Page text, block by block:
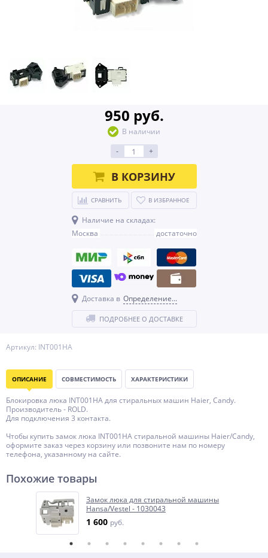
Артикул: INT001HA
950 руб.
В наличии
-
+
В КОРЗИНУ
СРАВНИТЬ В ИЗБРАННОЕ
Наличие на складах:
Москва
достаточно
Доставка в Определение...
ПОДРОБНЕЕ О ДОСТАВКЕ
ОПИСАНИЕ СОВМЕСТИМОСТЬ ХАРАКТЕРИСТИКИ
Блокировка люка INT001HA для стиральных машин Haier, Candy.
Производитель - ROLD.
Для подключения 3 контакта.
Чтобы купить замок люка INT001HA стиральной машины Haier/Candy,
оформите заказ через корзину или позвоните нам по номеру
телефона, указанному на сайте.
Похожие товары
Замок люка для стиральной машины
Hansa/Vestel - 1030043
1 600 руб.